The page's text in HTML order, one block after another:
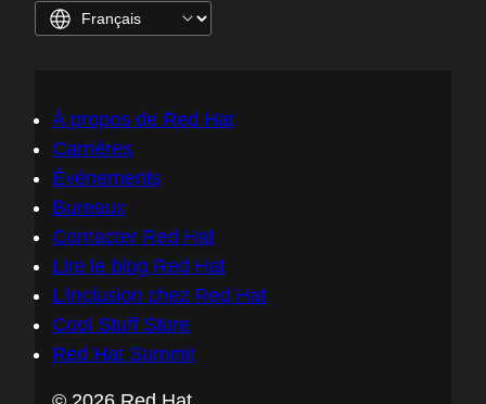
À propos de Red Hat
Carrières
Événements
Bureaux
Contacter Red Hat
Lire le blog Red Hat
L'inclusion chez Red Hat
Cool Stuff Store
Red Hat Summit